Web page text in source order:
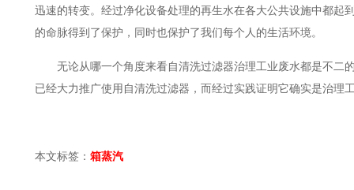
迅速的转变。经过净化设备处理的再生水在各大公共设施中都起
的命脉得到了保护，同时也保护了我们每个人的生活环境。
无论从哪一个角度来看自清洗过滤器治理工业废水都是不二
已经大力推广使用自清洗过滤器，而经过实践证明它确实是治理
本文标签： 箱蒸汽